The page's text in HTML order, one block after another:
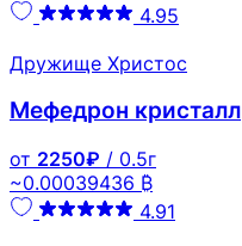
4.95
Дружище Христос
Мефедрон кристалл
от 2250₽ / 0.5г
~0.00039436 ₿
4.91